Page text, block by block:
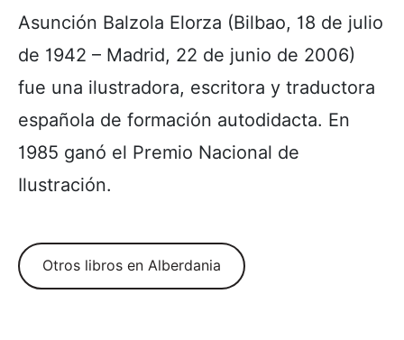
Asunción Balzola Elorza (Bilbao, 18 de julio
de 1942 – Madrid, 22 de junio de 2006)
fue una ilustradora, escritora y traductora
española de formación autodidacta. En
1985 ganó el Premio Nacional de
Ilustración.
Otros libros en Alberdania